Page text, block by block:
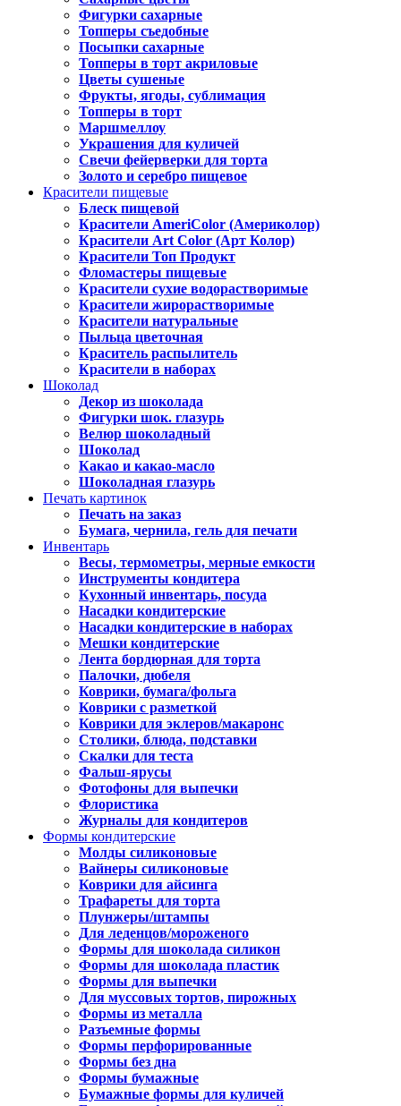
Фигурки сахарные
Топперы съедобные
Посыпки сахарные
Топперы в торт акриловые
Цветы сушеные
Фрукты, ягоды, сублимация
Топперы в торт
Маршмеллоу
Украшения для куличей
Свечи фейерверки для торта
Золото и серебро пищевое
Красители пищевые
Блеск пищевой
Красители AmeriColor (Америколор)
Красители Art Color (Арт Колор)
Красители Топ Продукт
Фломастеры пищевые
Красители сухие водорастворимые
Красители жирорастворимые
Красители натуральные
Пыльца цветочная
Краситель распылитель
Красители в наборах
Шоколад
Декор из шоколада
Фигурки шок. глазурь
Велюр шоколадный
Шоколад
Какао и какао-масло
Шоколадная глазурь
Печать картинок
Печать на заказ
Бумага, чернила, гель для печати
Инвентарь
Весы, термометры, мерные емкости
Инструменты кондитера
Кухонный инвентарь, посуда
Насадки кондитерские
Насадки кондитерские в наборах
Мешки кондитерские
Лента бордюрная для торта
Палочки, дюбеля
Коврики, бумага/фольга
Коврики с разметкой
Коврики для эклеров/макаронс
Столики, блюда, подставки
Скалки для теста
Фальш-ярусы
Фотофоны для выпечки
Флористика
Журналы для кондитеров
Формы кондитерские
Молды силиконовые
Вайнеры силиконовые
Коврики для айсинга
Трафареты для торта
Плунжеры/штампы
Для леденцов/мороженого
Формы для шоколада силикон
Формы для шоколада пластик
Формы для выпечки
Для муссовых тортов, пирожных
Формы из металла
Разъемные формы
Формы перфорированные
Формы без дна
Формы бумажные
Бумажные формы для куличей